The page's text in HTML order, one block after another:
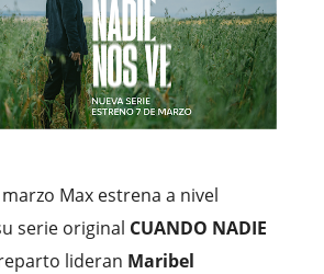
Max estrena a nivel
serie original CUANDO NADIE
lideran Maribel